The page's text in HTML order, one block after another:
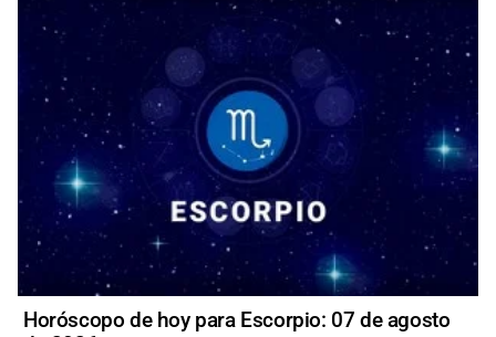
Horóscopo de hoy para Escorpio: 07 de agosto